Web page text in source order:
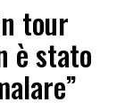
tour
è stato